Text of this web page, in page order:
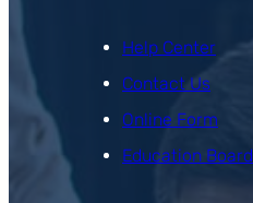
Help Center
Contact Us
Online Form
Education Board